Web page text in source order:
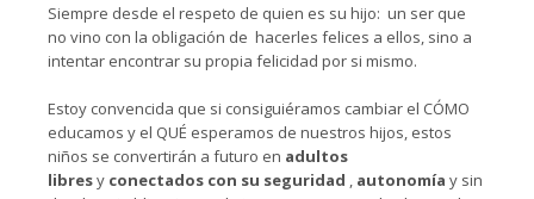
Siempre desde el respeto de quien es su hijo: un ser que
no vino con la obligación de hacerles felices a ellos, sino a
intentar encontrar su propia felicidad por si mismo.
Estoy convencida que si consiguiéramos cambiar el CÓMO
educamos y el QUÉ esperamos de nuestros hijos, estos
niños se convertirán a futuro en adultos
libresy conectados con su seguridad , autonomía y sin